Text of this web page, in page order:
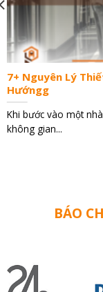
7+ Nguyên Lý
Hướngg
Khi bước vào một
không gian...
BÁO